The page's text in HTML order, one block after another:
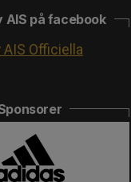
AIS på facebook
AIS Officiella